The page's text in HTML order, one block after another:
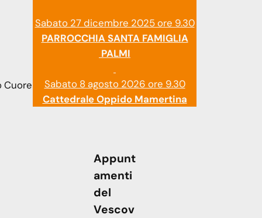
Cuore
Sabato 27 dicembre 2025 ore 9.30
PARROCCHIA SANTA FAMIGLIA
PALMI
Sabato 8 agosto 2026 ore 9.30
Cattedrale Oppido Mamertina
Appunt
amenti
del
Vescov